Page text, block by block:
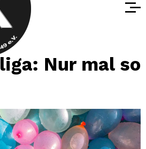
Nur mal so